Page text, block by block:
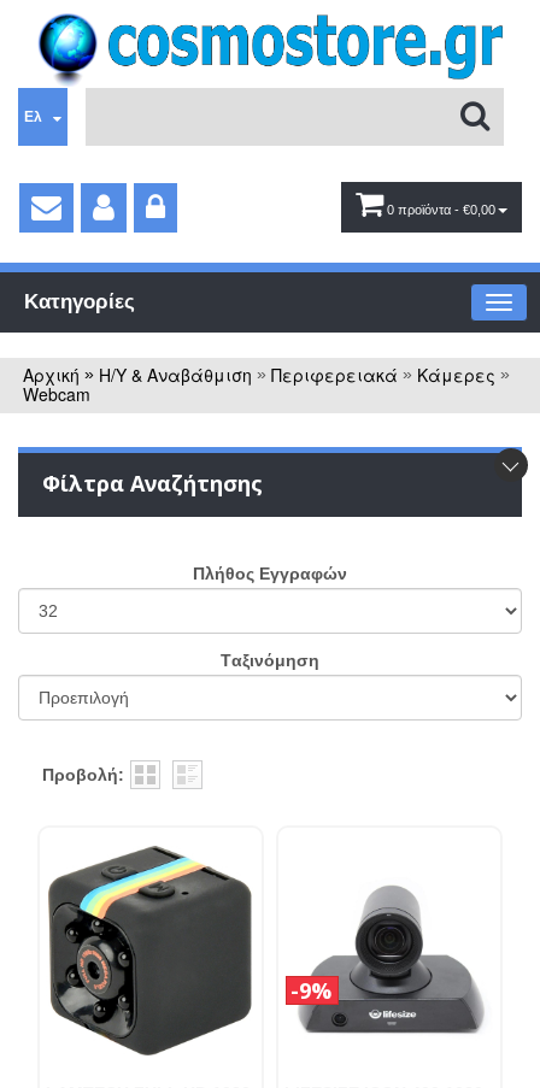
Ελ
0 προϊόντα - €0,00
Κατηγορίες
Αρχική » Η/Υ & Αναβάθμιση » Περιφερειακά » Κάμερες »
Webcam
Φίλτρα Αναζήτησης
Πλήθος Εγγραφών
Tαξινόμηση
Προβολή:
9%